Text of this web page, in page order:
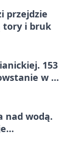
przejdzie
tory i bruk
153
w 15
nad wodą.